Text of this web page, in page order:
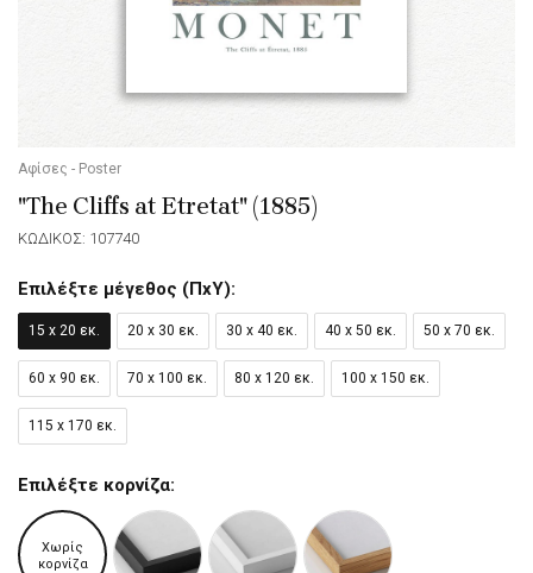
Αφίσες - Poster
"The Cliffs at Etretat" (1885)
ΚΩΔΙΚΟΣ: 107740
Επιλέξτε μέγεθος (ΠxΥ):
15 x 20 εκ. 20 x 30 εκ. 30 x 40 εκ. 40 x 50 εκ. 50 x 70 εκ.
60 x 90 εκ. 70 x 100 εκ. 80 x 120 εκ. 100 x 150 εκ.
115 x 170 εκ.
Επιλέξτε κορνίζα:
Χωρίς
κορνίζα